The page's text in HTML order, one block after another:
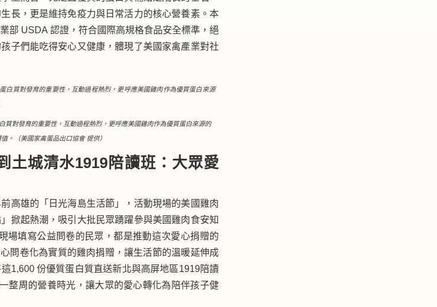
長，更是維持免疫力與日常活力的核心營養素。本
部 USDA 認證，符合國際高規格食品安全標準，絕
子們能吃得安心又健康，體現了美國家禽產業對社
質對發育的重要性，互動過程熱烈，更呼應美國雞肉作為優質蛋白來源的
。（美國家禽蛋品出口協會 提供）
土城清水1919陪讀班：大眾愛
高雄的「日光海島生活節」，活動現場的美國雞肉
掀起熱潮，吸引大批民眾踴躍參與美國雞肉食安知
場填寫公益問卷的民眾，都是推動這次愛心捐贈的
問卷化為實質的雞肉捐贈，讓生活節的溫暖延伸成
1,600 份優質蛋白質直送新北與高屏地區1919陪讀
整周的營養時光，讓大眾的愛心轉化為陪伴孩子健